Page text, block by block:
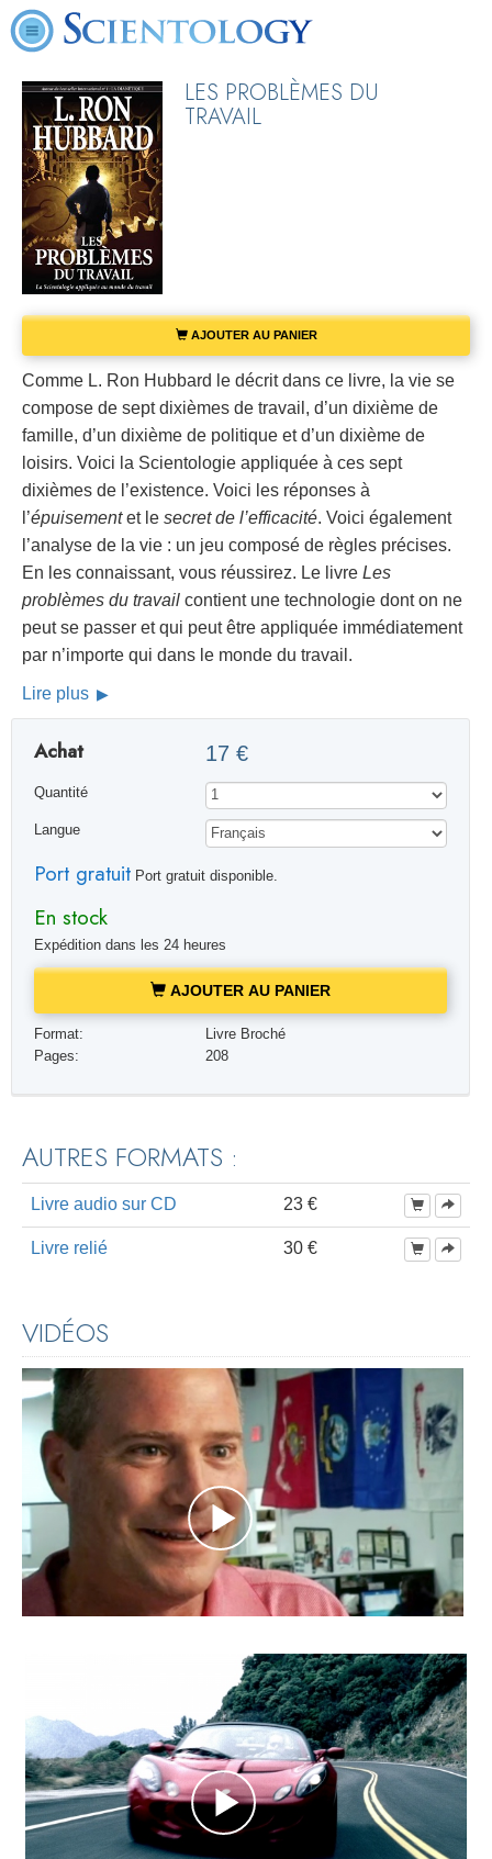
LES PROBLÈMES DU
TRAVAIL
AJOUTER AU PANIER
Comme L. Ron Hubbard le décrit dans ce livre, la vie se
compose de sept dixièmes de travail, d’un dixième de
famille, d’un dixième de politique et d’un dixième de
loisirs. Voici la Scientologie appliquée à ces sept
dixièmes de l’existence. Voici les réponses à
l’épuisementet le secret de l’efficacité. Voici également
l’analyse de la vie : un jeu composé de règles précises.
En les connaissant, vous réussirez. Le livre Les
problèmes du travail contient une technologie dont on ne
peut se passer et qui peut être appliquée immédiatement
par n’importe qui dans le monde du travail.
Lire plus
Achat 17 €
Quantité
Langue
Port gratuitPort gratuit disponible.
En stock
Expédition dans les 24 heures
AJOUTER AU PANIER
Format:
Livre Broché
Pages:
208
AUTRES FORMATS :
Livre audio sur CD 23 €
Livre relié 30 €
VIDÉOS